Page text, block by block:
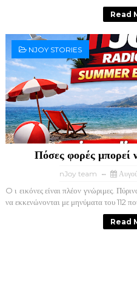
Read
NJOY STORIES
Πόσες φορές μπορεί
nJoy team
O ι εικόνες είναι πλέον γνώριμες.
να εκκενώνονται με μηνύματα του 112
Read